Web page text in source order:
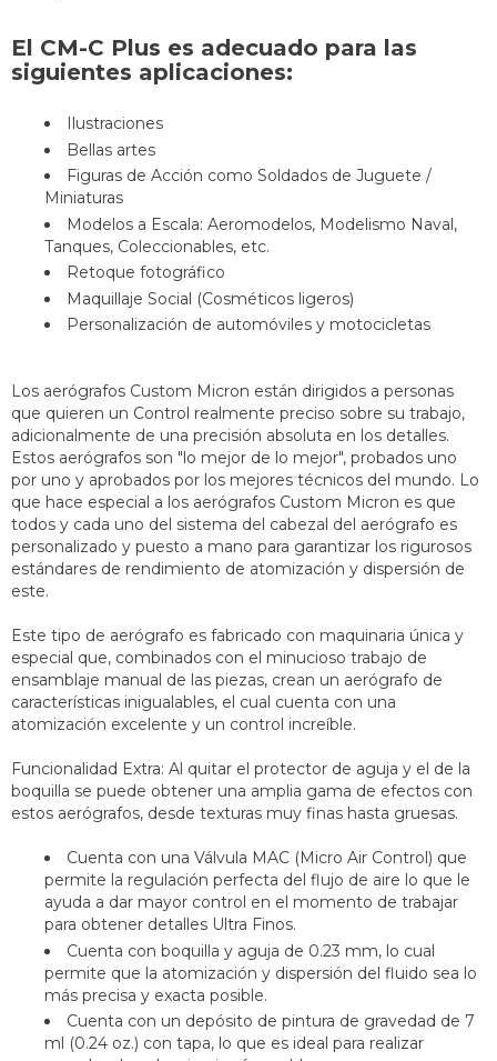
E l CM-C Plus es adecuado para las
siguientes aplicaciones:
Ilustraciones
Bellas artes
Figuras de Acción como Soldados de Juguete /
Miniaturas
Modelos a Escala: Aeromodelos, Modelismo Naval,
Tanques, Coleccionables, etc.
Retoque fotográfico
Maquillaje Social (Cosméticos ligeros)
Personalización de automóviles y motocicletas
Los aerógrafos Custom Micron están dirigidos a personas
que quieren un Control realmente preciso sobre su trabajo,
adicionalmente de una precisión absoluta en los detalles.
Estos aerógrafos son "lo mejor de lo mejor", probados uno
por uno y aprobados por los mejores técnicos del mundo. Lo
que hace especial a los aerógrafos Custom Micron es que
todos y cada uno del sistema del cabezal del aerógrafo es
personalizado y puesto a mano para garantizar los rigurosos
estándares de rendimiento de atomización y dispersión de
este.
Este tipo de aerógrafo es fabricado con maquinaria única y
especial que, combinados con el minucioso trabajo de
ensamblaje manual de las piezas, crean un aerógrafo de
características inigualables, el cual cuenta con una
atomización excelente y un control increíble.
Funcionalidad Extra: Al quitar el protector de aguja y el de la
boquilla se puede obtener una amplia gama de efectos con
estos aerógrafos, desde texturas muy finas hasta gruesas.
Cuenta con una Válvula MAC (Micro Air Control) que
permite la regulación perfecta del flujo de aire lo que le
ayuda a dar mayor control en el momento de trabajar
para obtener detalles Ultra Finos.
Cuenta con boquilla y aguja de 0.23 mm, lo cual
permite que la atomización y dispersión del fluido sea lo
más precisa y exacta posible.
Cuenta con un depósito de pintura de gravedad de 7
ml (0.24 oz.) con tapa, lo que es ideal para realizar